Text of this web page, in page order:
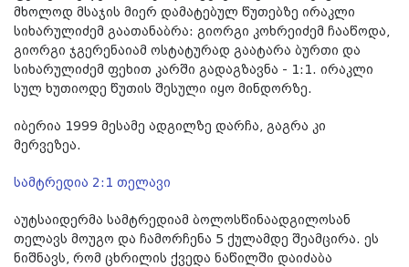
მხოლოდ მსაჯის მიერ დამატებულ წუთებზე ირაკლი
სიხარულიძემ გაათანაბრა: გიორგი კოხრეიძემ ჩააწოდა,
გიორგი ჯგერენაიამ ოსტატურად გაატარა ბურთი და
სიხარულიძემ ფეხით კარში გადაგზავნა - 1:1. ირაკლი
სულ ხუთიოდე წუთის შესული იყო მინდორზე.
იბერია 1999 მესამე ადგილზე დარჩა, გაგრა კი
მერვეზეა.
სამტრედია 2:1 თელავი
აუტსაიდერმა სამტრედიამ ბოლოსწინაადგილოსან
თელავს მოუგო და ჩამორჩენა 5 ქულამდე შეამცირა. ეს
ნიშნავს, რომ ცხრილის ქვედა ნაწილში დაიძაბა